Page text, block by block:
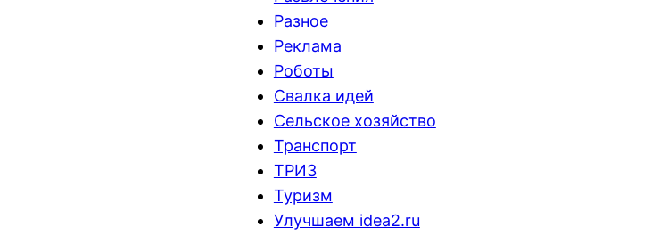
Разное
Реклама
Роботы
Свалка идей
Сельское хозяйство
Транспорт
ТРИЗ
Туризм
Улучшаем idea2.ru